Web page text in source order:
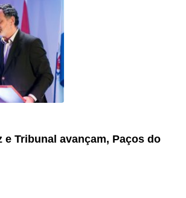
e Tribunal avançam, Paços do